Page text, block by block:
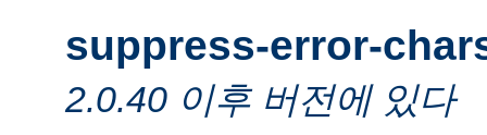
suppress-error-
2.0.40 이후 버전에 있다